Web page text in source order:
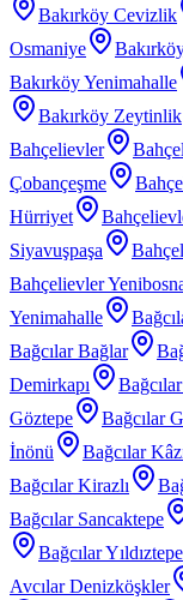
Bakırköy Cevizlik
Osmaniye
Bakırköy Yenimahalle
Bakırköy Zeytinlik
Bahçelievler
Çobançeşme
Hürriyet
Siyavuşpaşa
Bahçelievler
Yenimahalle
Bağcılar Bağlar
Demirkapı
Göztepe
Bağcılar
İnönü
Bağcılar
Bağcılar Kirazlı
Bağcılar Sancaktepe
Bağcılar Yıldıztepe
Avcılar Denizköşkler